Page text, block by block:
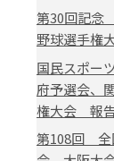
第30回記念
野球選手権
国民スポー
府予選会、
権大会 報
第108回 全